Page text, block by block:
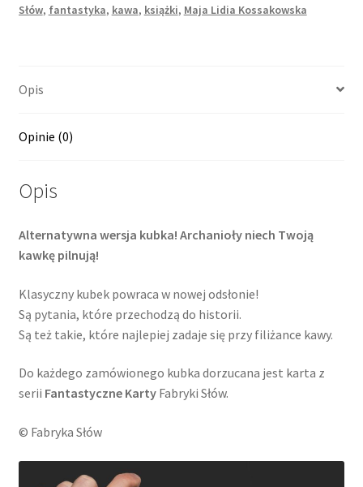
Słów, fantastyka, kawa, książki, Maja Lidia Kossakowska
Opis
Opinie (0)
Opis
Alternatywna wersja kubka! Archanioły niech Twoją
kawkę pilnują!
Klasyczny kubek powraca w nowej odsłonie!
Są pytania, które przechodzą do historii.
Są też takie, które najlepiej zadaje się przy filiżance kawy.
Do każdego zamówionego kubka dorzucana jest karta z
serii Fantastyczne KartyFabryki Słów.
© Fabryka Słów